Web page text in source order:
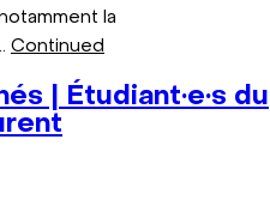
la
Continued
| Étudiant·e·s du